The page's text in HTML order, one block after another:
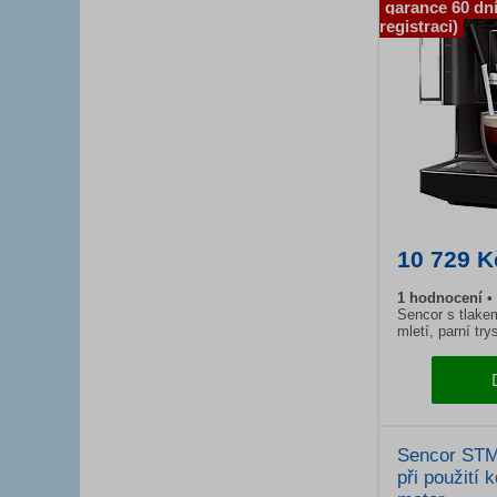
10 729
1 hodnocení
Sencor s
mletí, parní
garance 60
registraci)
Sencor
při použití